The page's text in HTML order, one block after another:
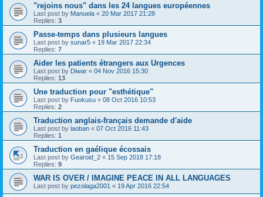
"rejoins nous" dans les 24 langues européennes
Last post by Manuela « 20 Mar 2017 21:28
Replies: 3
Passe-temps dans plusieurs langues
Last post by sunar5 « 19 Mar 2017 22:34
Replies: 7
Aider les patients étrangers aux Urgences
Last post by Diwar « 04 Nov 2016 15:30
Replies: 13
Une traduction pour "esthétique"
Last post by Fuokusu « 08 Oct 2016 10:53
Replies: 2
Traduction anglais-français demande d'aide
Last post by laoban « 07 Oct 2016 11:43
Replies: 1
Traduction en gaélique écossais
Last post by Gearoid_2 « 15 Sep 2018 17:18
Replies: 9
WAR IS OVER / IMAGINE PEACE IN ALL LANGUAGES
Last post by pezolaga2001 « 19 Apr 2016 22:54